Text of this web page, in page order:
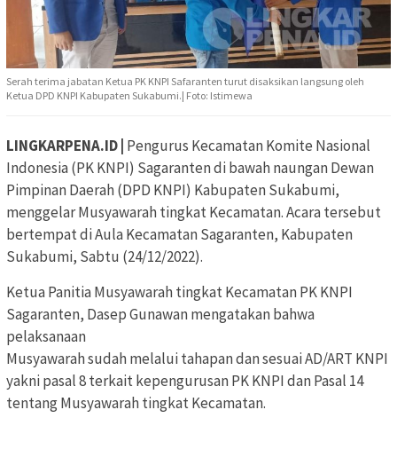
Serah terima jabatan Ketua PK KNPI Safaranten turut disaksikan langsung oleh
Ketua DPD KNPI Kabupaten Sukabumi.| Foto: Istimewa
LINGKARPENA.ID | Pengurus Kecamatan Komite Nasional
Indonesia (PK KNPI) Sagaranten di bawah naungan Dewan
Pimpinan Daerah (DPD KNPI) Kabupaten Sukabumi,
menggelar Musyawarah tingkat Kecamatan. Acara tersebut
bertempat di Aula Kecamatan Sagaranten, Kabupaten
Sukabumi, Sabtu (24/12/2022).
Ketua Panitia Musyawarah tingkat Kecamatan PK KNPI
Sagaranten, Dasep Gunawan mengatakan bahwa
pelaksanaan
Musyawarah sudah melalui tahapan dan sesuai AD/ART KNPI
yakni pasal 8 terkait kepengurusan PK KNPI dan Pasal 14
tentang Musyawarah tingkat Kecamatan.